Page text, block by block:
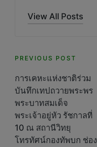
View All Posts
Post
navigation
PREVIOUS POST
การเคหะแห่งชาติร่วม
บันทึกเทปถวายพระพร
พระบาทสมเด็จ
พระเจ้าอยู่หัว รัชกาลที่
10 ณ สถานีวิทยุ
โทรทัศน์กองทัพบก ช่อง